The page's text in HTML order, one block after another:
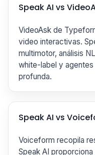
Speak AI vs
VideoAsk de
video interactivas.
multimotor, análisis
white-label y
profunda.
Speak AI vs
Voiceform recopila
Speak AI